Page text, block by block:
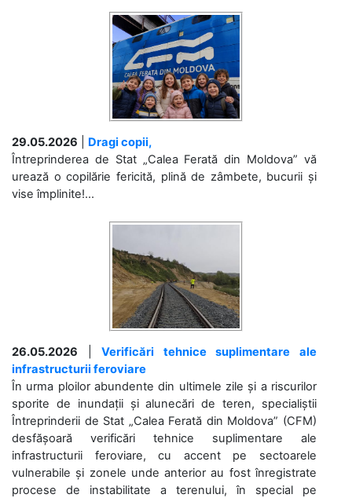
29.05.2026
Dragi copii,
Întreprinderea de Stat „Calea Ferată din Moldova” vă
urează o copilărie fericită, plină de zâmbete, bucurii și
vise împlinite!...
26.05.2026 |Verificări tehnice suplimentare ale
infrastructurii feroviare
În urma ploilor abundente din ultimele zile și a riscurilor
sporite de inundații și alunecări de teren, specialiștii
Întreprinderii de Stat „Calea Ferată din Moldova” (CFM)
desfășoară verificări tehnice suplimentare ale
infrastructurii feroviare, cu accent pe sectoarele
vulnerabile și zonele unde anterior au fost înregistrate
procese de instabilitate a terenului, în special pe